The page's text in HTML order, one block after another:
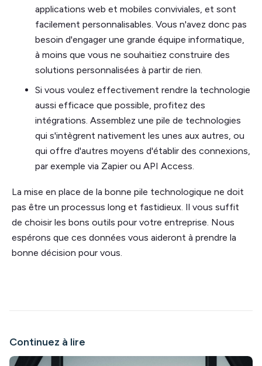
applications web et mobiles conviviales, et sont
facilement personnalisables. Vous n'avez donc pas
besoin d'engager une grande équipe informatique,
à moins que vous ne souhaitiez construire des
solutions personnalisées à partir de rien.
Si vous voulez effectivement rendre la technologie
aussi efficace que possible, profitez des
intégrations. Assemblez une pile de technologies
qui s'intègrent nativement les unes aux autres, ou
qui offre d'autres moyens d'établir des connexions,
par exemple via Zapier ou API Access.
La mise en place de la bonne pile technologique ne doit
pas être un processus long et fastidieux. Il vous suffit
de choisir les bons outils pour votre entreprise. Nous
espérons que ces données vous aideront à prendre la
bonne décision pour vous.
Continuez à lire